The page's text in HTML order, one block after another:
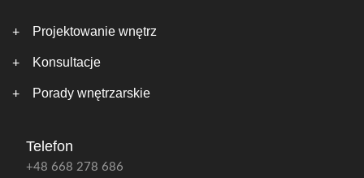
Projektowanie wnętrz
Konsultacje
Porady wnętrzarskie
Telefon
+48 668 278 686